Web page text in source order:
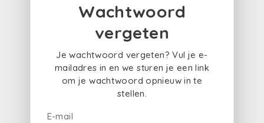
Wachtwoord
vergeten
Je wachtwoord vergeten? Vul je e-
mailadres in en we sturen je een link
om je wachtwoord opnieuw in te
stellen.
E-mail